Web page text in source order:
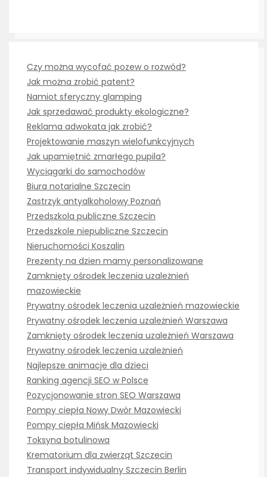
Czy można wycofać pozew o rozwód?
Jak można zrobić patent?
Namiot sferyczny glamping
Jak sprzedawać produkty ekologiczne?
Reklama adwokata jak zrobić?
Projektowanie maszyn wielofunkcyjnych
Jak upamiętnić zmarłego pupila?
Wyciągarki do samochodów
Biura notarialne Szczecin
Zastrzyk antyalkoholowy Poznań
Przedszkola publiczne Szczecin
Przedszkole niepubliczne Szczecin
Nieruchomości Koszalin
Prezenty na dzien mamy personalizowane
Zamknięty ośrodek leczenia uzależnień
mazowieckie
Prywatny ośrodek leczenia uzależnień mazowieckie
Prywatny ośrodek leczenia uzależnień Warszawa
Zamknięty ośrodek leczenia uzależnień Warszawa
Prywatny ośrodek leczenia uzależnień
Najlepsze animacje dla dzieci
Ranking agencji SEO w Polsce
Pozycjonowanie stron SEO Warszawa
Pompy ciepła Nowy Dwór Mazowiecki
Pompy ciepła Mińsk Mazowiecki
Toksyna botulinowa
Krematorium dla zwierząt Szczecin
Transport indywidualny Szczecin Berlin